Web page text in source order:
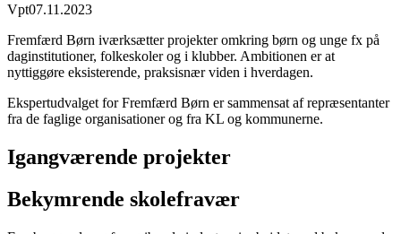
Vpt07.11.2023
Fremfærd Børn iværksætter projekter omkring børn og unge fx på
daginstitutioner, folkeskoler og i klubber. Ambitionen er at
nyttiggøre eksisterende, praksisnær viden i hverdagen.
Ekspertudvalget for Fremfærd Børn er sammensat af repræsentanter
fra de faglige organisationer og fra KL og kommunerne.
Igangværende projekter
Bekymrende skolefravær